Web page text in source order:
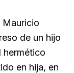
Mauricio
de un hijo
hermético
en hija, en